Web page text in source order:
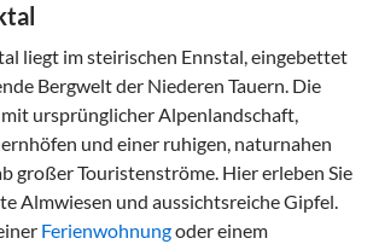
liegt im steirischen Ennstal, eingebettet
Bergwelt der Niederen Tauern. Die
ursprünglicher Alpenlandschaft,
und einer ruhigen, naturnahen
großer Touristenströme. Hier erleben Sie
Almwiesen und aussichtsreiche Gipfel.
Ferienwohnungoder einem